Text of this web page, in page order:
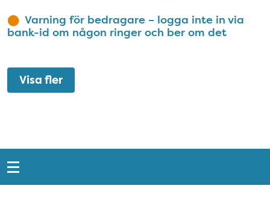
Varning för bedragare – logga inte in via
bank-id om någon ringer och ber om det
Visa fler
Snabblänkar